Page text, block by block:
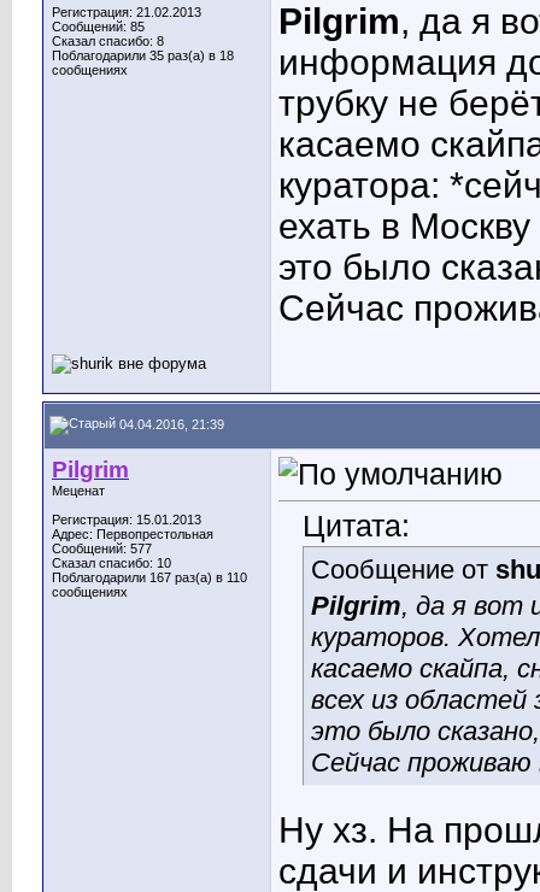
Регистрация: 21.02.2013
Сообщений: 85
Сказал спасибо: 8
Поблагодарили 35 раз(а) в 18
сообщениях
Pilgrim, да я
информация
трубку не
касаемо
куратора:
ехать в
это было
Сейчас
04.04.2016, 21:39
Pilgrim
Меценат
Регистрация: 15.01.2013
Адрес: Первопрестольная
Сообщений: 577
Сказал спасибо: 10
Поблагодарили 167 раз(а) в 110
сообщениях
Цитата:
Сообщение от
Pilgrim, да я вот
кураторов.
касаемо скайпа,
всех из
это было
Сейчас
Ну хз. На
сдачи и